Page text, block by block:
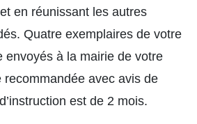
en réunissant les autres
Quatre exemplaires de votre
envoyés à la mairie de votre
avec avis de
est de 2 mois.